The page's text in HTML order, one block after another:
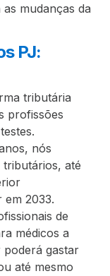
mudanças da
PJ:
tributária
profissões
nós
até
2033.
de
médicos a
poderá gastar
até mesmo